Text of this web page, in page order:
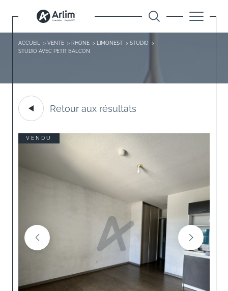
ACCUEIL VENTE RHONE LIMONEST
STUDIO
STUDIO AVEC PETIT BALCON
Retour aux résultats
VENDU